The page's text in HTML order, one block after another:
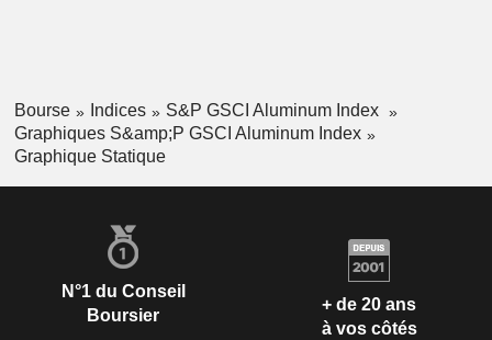
Bourse Indices
S&P GSCI Aluminum Index
Graphiques S&amp;P GSCI Aluminum Index
Graphique Statique
N°1 du Conseil
Boursier
+ de 20 ans
à vos côtés